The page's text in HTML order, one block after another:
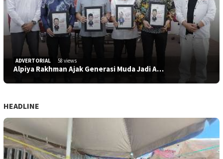
ADVERTORIAL 58 views
Alpiya Rakhman Ajak Generasi Muda Jadi A…
HEADLINE